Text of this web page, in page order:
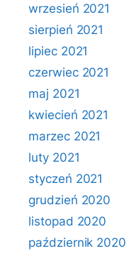
wrzesień 2021
sierpień 2021
lipiec 2021
czerwiec 2021
maj 2021
kwiecień 2021
marzec 2021
luty 2021
styczeń 2021
grudzień 2020
listopad 2020
październik 2020